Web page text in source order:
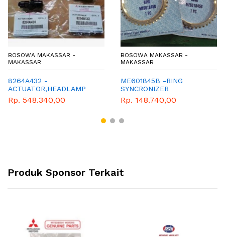
BOSOWA MAKASSAR -
MAKASSAR
8264A432 -
ACTUATOR,HEADLAMP
WASHER,L - MITSUBISHI -
GENUINE - ALL NEW
Rp. 548.340,00
BOSOWA MAKASSAR -
MAKASSAR
ME601845B -RING
SYNCRONIZER
Rp. 148.740,00
Produk Sponsor Terkait